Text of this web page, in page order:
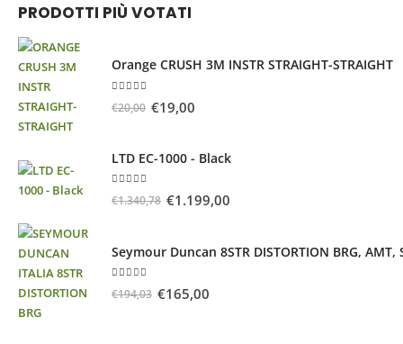
PRODOTTI PIÙ VOTATI
Orange CRUSH 3M INSTR STRAIGHT-STRAIGHT
€20,00 €19,00
LTD EC-1000 - Black
€1.340,78 €1.199,00
Seymour Duncan 8STR DISTORTION BRG, AMT,
Su 5
€194,03 €165,00